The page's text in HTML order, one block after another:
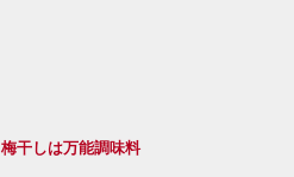
梅干しは万能調味料